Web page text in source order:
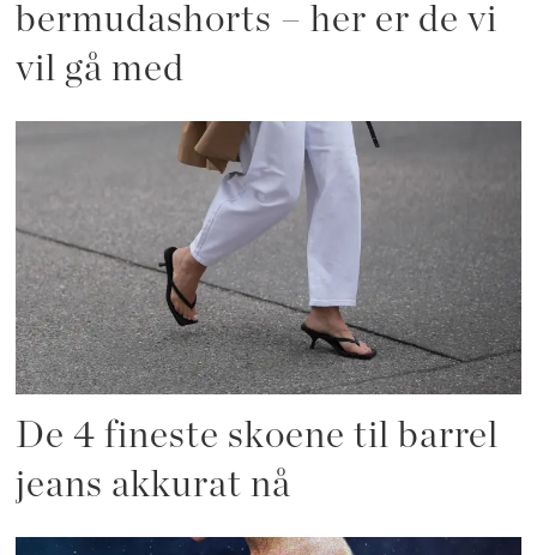
bermudashorts – her er de vi
vil gå med
De 4 fineste skoene til barrel
jeans akkurat nå